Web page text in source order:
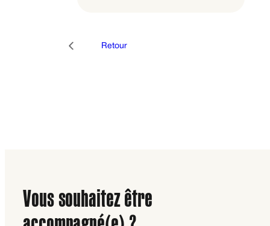
Retour
Vous souhaitez être